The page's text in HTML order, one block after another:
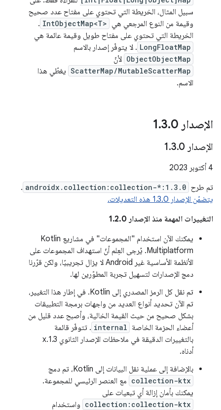
سبيل المثال، الخريطة التي تحتوي على مفتاح عدد صحيح
وقيمة من النوع المرجعي هي IntObjectMap<T>
.
الخريطة التي تحتوي على مفتاح طويل وقيمة عائمة هي
LongFloatMap . لا يتوفّر إصدار بالاسم
ObjectObjectMap لأنّ
ScatterMap/MutableScatterMap يغطّي هذا
الاسم.
الإصدار 1 .3.0
الإصدار 1 .3.0
‫4 أكتوبر 2023
تم طرح androidx.collection:collection-*:1.3.0
.
يتضمّن الإصدار 1.3.0 هذه التعديلات.
التغييرات المهمة منذ الإصدار 1.2.0
يمكنك الآن استخدام "المجموعات" في مشاريع Kotlin
Multiplatform. يُرجى العِلم أنّ استهداف المجموعات على
الأنظمة الأساسية غير Android لا يزال تجريبيًا، ولكن قرّرنا
دمج الإصدارات لتسهيل تجربة المطوّرين لها.
تم نقل كل الرمز المصدري إلى Kotlin. في إطار هذا التغيير،
تم الآن تحديد أنواع العديد من واجهات برمجة التطبيقات
بشكل صحيح من حيث القيمة الخالية، وأصبح عدد قليل من
أعضاء الحزمة الخاصة internal . تتوفّر قائمة
بالتغييرات الدقيقة في ملاحظات الإصدار الثانوي 1.3.x
أدناه.
بالإضافة إلى عملية نقل البيانات إلى Kotlin، تم دمج
collection-ktx مع العنصر الرئيسي للمجموعة.
يمكنك بأمان إزالة أي تبعيات على
collection:collection-ktx واستخدام